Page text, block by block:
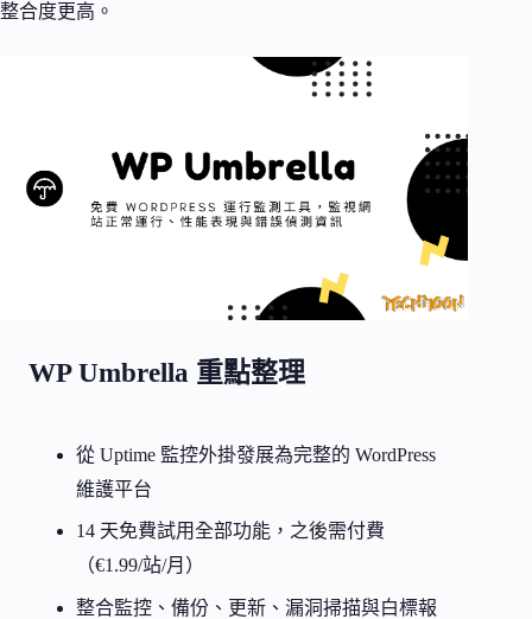
整合度更高。
WP Umbrella 重點整理
從 Uptime 監控外掛發展為完整的 WordPress
維護平台
14 天免費試用全部功能，之後需付費
（€1.99/站/月）
整合監控、備份、更新、漏洞掃描與白標報